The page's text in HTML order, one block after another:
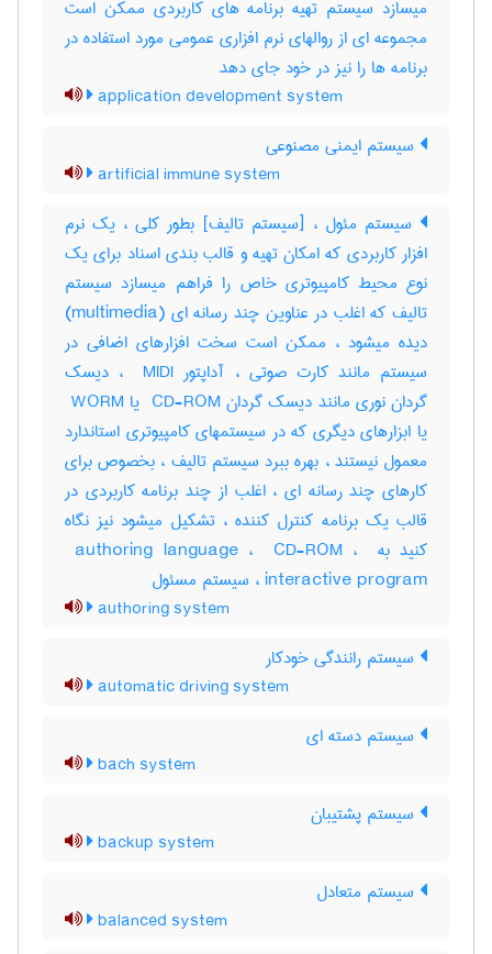
میسازد سیستم تهیه برنامه های کاربردی ممکن است
مجموعه ای از روالهای نرم افزاری عمومی مورد استفاده در
برنامه ها را نیز در خود جای دهد
application development system
سیستم ایمنی مصنوعی
artificial immune system
سیستم مئول ، [سیستم تالیف] بطور کلی ، یک نرم
افزار کاربردی که امکان تهیه و قالب بندی اسناد برای یک
نوع محیط کامپیوتری خاص را فراهم میسازد سیستم
تالیف که اغلب در عناوین چند رسانه ای (‎multimedia)
دیده میشود ، ممکن است سخت افزارهای اضافی در
سیستم مانند کارت صوتی ، آداپتور ‎ MIDI ، دیسک
گردان نوری مانند دیسک گردان ‎ CD-ROM یا ‎ WORM
یا ابزارهای دیگری که در سیستمهای کامپیوتری استاندارد
معمول نیستند ، بهره ببرد سیستم تالیف ، بخصوص برای
کارهای چند رسانه ای ، اغلب از چند برنامه کاربردی در
قالب یک برنامه کنترل کننده ، تشکیل میشود نیز نگاه
کنید به ‎ authoring language ، ‎ CD-ROM ، ‎
interactive program ، سیستم مسئول
authoring system
سیستم رانندگی خودکار
automatic driving system
سیستم دسته ای
bach system
سیستم پشتیبان
backup system
سیستم متعادل
balanced system